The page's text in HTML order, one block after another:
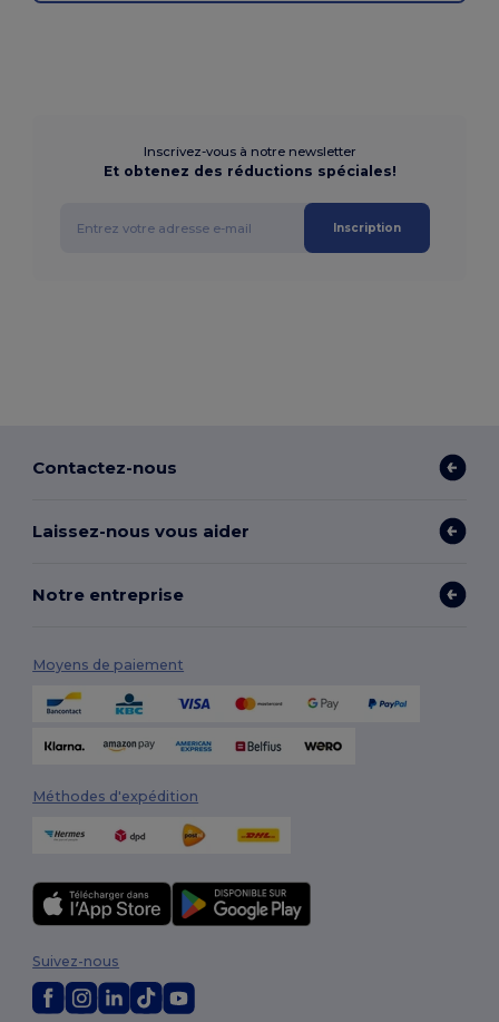
Inscrivez-vous à notre newsletter
Et obtenez des réductions spéciales!
Inscription
Contactez-nous
Laissez-nous vous aider
Notre entreprise
Moyens de paiement
Méthodes d'expédition
Suivez-nous